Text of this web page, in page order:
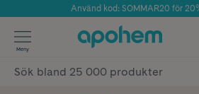
Årets Butik 2025 inom
Använd kod: SOMMAR20 för
✓ Fri frakt
✓ Poäng på alla köp*
Meny